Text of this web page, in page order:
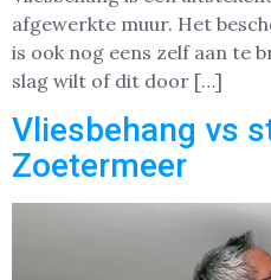
afgewerkte muur. Het
is ook nog eens zelf aan te
slag wilt of dit door […]
Vliesbehang vs
Zoetermeer